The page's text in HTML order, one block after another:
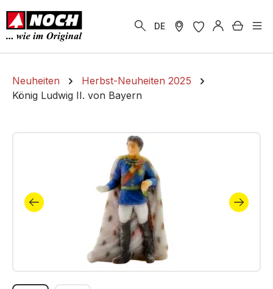
springen
DE
Neuheiten
Herbst-Neuheiten 2025
König Ludwig II. von Bayern
Bildergalerie überspringen